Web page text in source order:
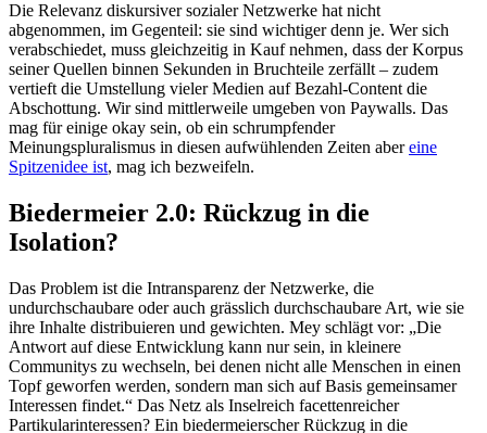
Die Relevanz diskursiver sozialer Netzwerke hat nicht
abgenommen, im Gegenteil: sie sind wichtiger denn je. Wer sich
verabschiedet, muss gleichzeitig in Kauf nehmen, dass der Korpus
seiner Quellen binnen Sekunden in Bruchteile zerfällt – zudem
vertieft die Umstellung vieler Medien auf Bezahl-Content die
Abschottung. Wir sind mittlerweile umgeben von Paywalls. Das
mag für einige okay sein, ob ein schrumpfender
Meinungspluralismus in diesen aufwühlenden Zeiten abereine
Spitzenidee ist, mag ich bezweifeln.
Biedermeier 2.0: Rückzug in die
Isolation?
Das Problem ist die Intransparenz der Netzwerke, die
undurchschaubare oder auch grässlich durchschaubare Art, wie sie
ihre Inhalte distribuieren und gewichten. Mey schlägt vor: „Die
Antwort auf diese Entwicklung kann nur sein, in kleinere
Communitys zu wechseln, bei denen nicht alle Menschen in einen
Topf geworfen werden, sondern man sich auf Basis gemeinsamer
Interessen findet.“ Das Netz als Inselreich facettenreicher
Partikularinteressen? Ein biedermeierscher Rückzug in die